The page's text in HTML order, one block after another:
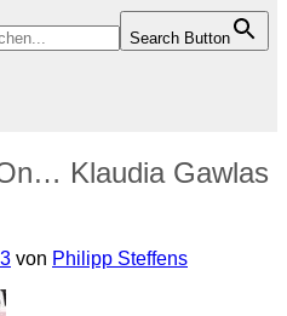
Search Button
Klaudia Gawlas
von Philipp Steffens